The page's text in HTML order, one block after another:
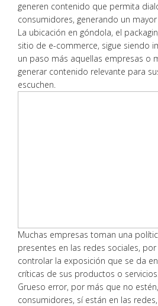
generen contenido que permita
consumidores, generando un
La ubicación en góndola, el
sitio de e-commerce, sigue siendo
un paso más aquellas empresas o
generar contenido relevante para
escuchen.
Muchas empresas toman una
presentes en las redes sociales,
controlar la exposición que se da
críticas de sus productos o servicios.
Grueso error, por más que no
consumidores, sí están en las